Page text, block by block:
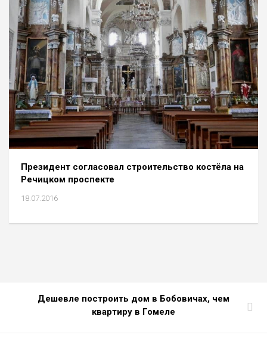
Президент согласовал строительство костёла на
Речицком проспекте
18.07.2016
Дешевле построить дом в Бобовичах, чем
квартиру в Гомеле